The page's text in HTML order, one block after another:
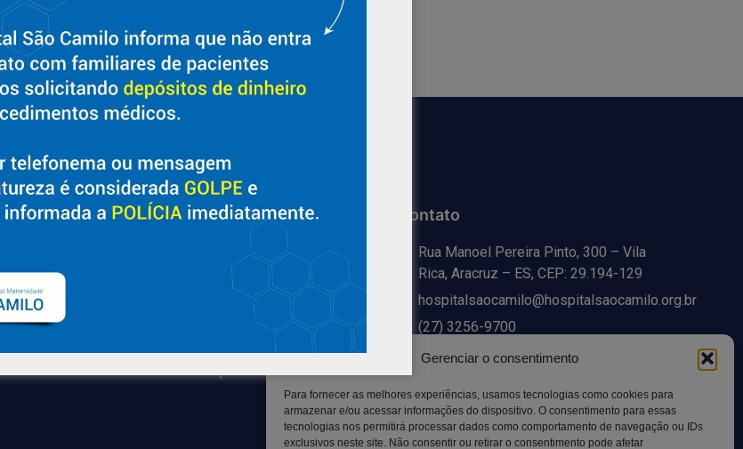
Gerenciar o consentimento
Para fornecer as melhores experiências, usamos tecnologias como cookies para
armazenar e/ou acessar informações do dispositivo. O consentimento para essas
tecnologias nos permitirá processar dados como comportamento de navegação ou IDs
exclusivos neste site. Não consentir ou retirar o consentimento pode afetar
Normas
Suporte
Solicitar Prontuário Médico
Canal LGPD e Segurança da
Contato
Rua Manoel Pereira Pinto, 300 – Vila
Rica, Aracruz – ES, CEP: 29.194-129
hospitalsaocamilo@hospitalsaocamilo.org.br
(27) 3256-9700